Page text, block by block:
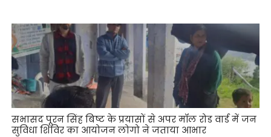
सभासद पूरन सिंह बिष्ट के प्रयासों से अपर मॉल रोड वार्ड में जन
सुविधा शिविर का आयोजन लोगो ने जताया आभार